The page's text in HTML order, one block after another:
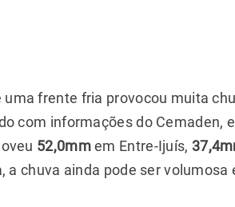
frente fria provocou muita
com informações do Cemaden,
52,0mmem Entre-Ijuís,
a chuva ainda pode ser